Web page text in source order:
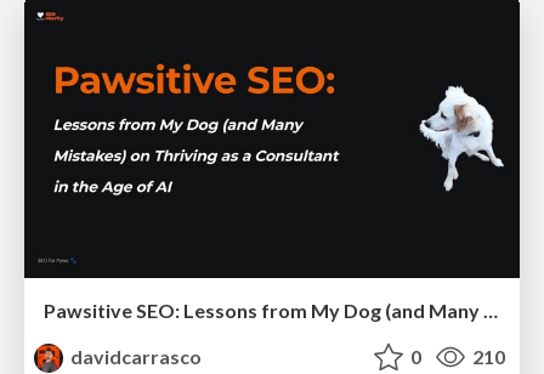
Pawsitive SEO: Lessons from My Dog (and Many Mistakes) on Thriving as a Consultant in the Age of AI
davidcarrasco
0 210